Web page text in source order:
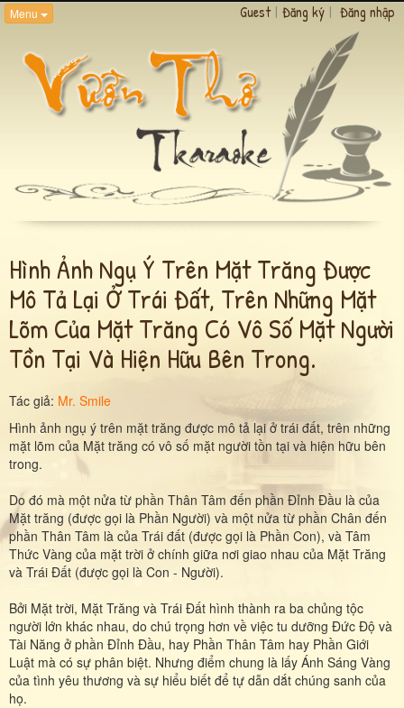
Menu Guest | Đăng ký | Đăng nhập
Hình Ảnh Ngụ Ý Trên Mặt Trăng Được
Mô Tả Lại Ở Trái Đất, Trên Những Mặt
Lõm Của Mặt Trăng Có Vô Số Mặt Người
Tồn Tại Và Hiện Hữu Bên Trong.
Tác giả: Mr. Smile
Hình ảnh ngụ ý trên mặt trăng được mô tả lại ở trái đất, trên những
mặt lõm của Mặt trăng có vô số mặt người tồn tại và hiện hữu bên
trong.
Do đó mà một nửa từ phần Thân Tâm đến phần Đỉnh Đầu là của
Mặt trăng (được gọi là Phần Người) và một nửa từ phần Chân đến
phần Thân Tâm là của Trái đất (được gọi là Phần Con), và Tâm
Thức Vàng của mặt trời ở chính giữa nơi giao nhau của Mặt Trăng
và Trái Đất (được gọi là Con - Người).
Bởi Mặt trời, Mặt Trăng và Trái Đất hình thành ra ba chủng tộc
người lớn khác nhau, do chú trọng hơn về việc tu dưỡng Đức Độ và
Tài Năng ở phần Đỉnh Đầu, hay Phần Thân Tâm hay Phần Giới
Luật mà có sự phân biệt. Nhưng điểm chung là lấy Ánh Sáng Vàng
của tình yêu thương và sự hiểu biết để tự dẫn dắt chúng sanh của
họ.